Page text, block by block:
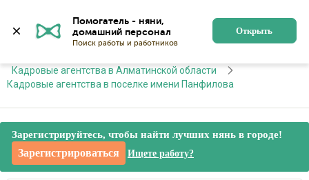
Помогатель - няни,
Поиск работы и работников
Открыть
Алматы Регистрация
Кадровые агентства в Алматинской области
Кадровые агентства в поселке имени Панфилова
Зарегистрируйтесь, чтобы найти лучших нянь в городе!
Зарегистрироваться Ищете работу?